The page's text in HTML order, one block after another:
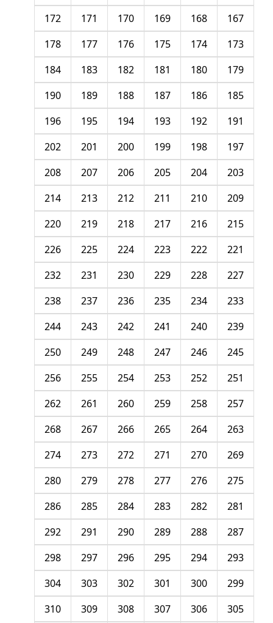
167
168
169
170
171
172
173
174
175
176
177
178
179
180
181
182
183
184
185
186
187
188
189
190
191
192
193
194
195
196
197
198
199
200
201
202
203
204
205
206
207
208
209
210
211
212
213
214
215
216
217
218
219
220
221
222
223
224
225
226
227
228
229
230
231
232
233
234
235
236
237
238
239
240
241
242
243
244
245
246
247
248
249
250
251
252
253
254
255
256
257
258
259
260
261
262
263
264
265
266
267
268
269
270
271
272
273
274
275
276
277
278
279
280
281
282
283
284
285
286
287
288
289
290
291
292
293
294
295
296
297
298
299
300
301
302
303
304
305
306
307
308
309
310